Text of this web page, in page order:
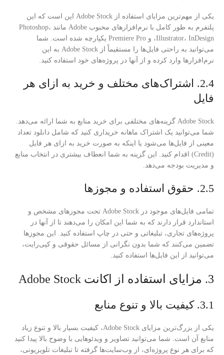
یکی از مهم‌ترین مزایای استفاده از Adobe Stock این است که این
پلتفرم به طور کامل با نرم‌افزارهای محبوب Adobe مانند Photoshop،
Illustrator، InDesign، و Premiere Pro یکپارچه شده است. شما
می‌توانید به راحتی فایل‌ها را مستقیماً از Adobe Stock به این
نرم‌افزارها وارد کرده و از آنها در پروژه‌های خود استفاده کنید.
2.4. اشتراک‌های مختلف و خرید به ازای هر
فایل
Adobe Stock گزینه‌های مختلفی برای خرید منابع به شما ارائه می‌دهد.
شما می‌توانید یک اشتراک ماهانه خریداری کنید که شامل دانلود تعداد
معینی از فایل‌ها می‌شود یا اینکه به صورت خرید به ازای هر فایل
(Credit) اقدام کنید. این گزینه به شما انعطاف بیشتری در انتخاب منابع
و مدیریت بودجه می‌دهد.
2.5. حقوق استفاده و مجوزها
تمامی فایل‌های موجود در Adobe Stock تحت مجوزهای مشخص و
استاندارد قرار دارند که به شما این امکان را می‌دهند تا از آنها در
پروژه‌های تجاری، تبلیغاتی و حتی در چاپ استفاده کنید. این مجوزها
تضمین می‌کنند که شما بدون نگرانی از مسائل حقوقی و کپی‌رایت،
می‌توانید از این فایل‌ها استفاده کنید.
3. مزایای استفاده از اکانت Adobe Stock
3.1. کیفیت بالا و تنوع منابع
یکی از بزرگ‌ترین مزایای Adobe Stock، کیفیت بسیار بالا و تنوع زیاد
منابع آن است. شما می‌توانید تصاویر و ویدئوهایی با وضوح بالا پیدا کنید
که برای هر نوع پروژه‌ای، از وب‌سایت‌ها گرفته تا تبلیغات تلویزیونی،